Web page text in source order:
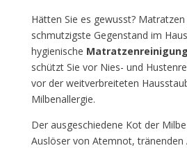
Hätten Sie es gewusst?
schmutzigste Gegenstand im
hygienische
schützt Sie vor Nies- und
vor der weitverbreiteten
Milbenallergie.
Der ausgeschiedene Kot der
Auslöser von Atemnot, tränenden